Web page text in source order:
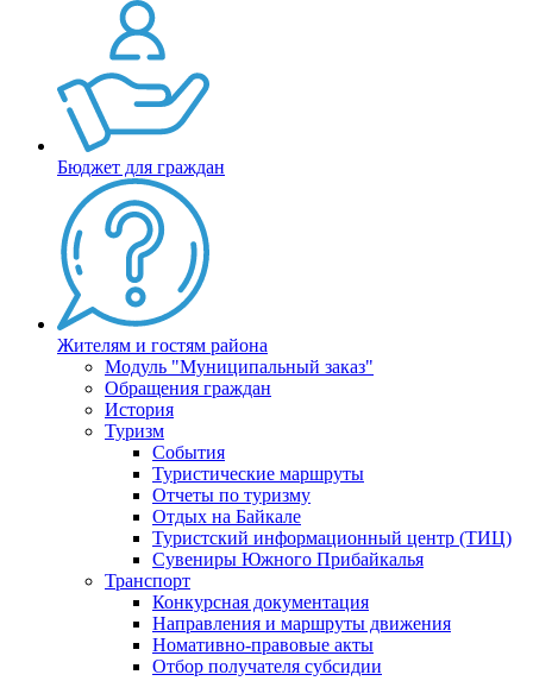
Бюджет для граждан
Жителям и гостям района
Модуль "Муниципальный заказ"
Обращения граждан
История
Туризм
События
Туристические маршруты
Отчеты по туризму
Отдых на Байкале
Туристский информационный центр (ТИЦ)
Сувениры Южного Прибайкалья
Транспорт
Конкурсная документация
Направления и маршруты движения
Номативно-правовые акты
Отбор получателя субсидии